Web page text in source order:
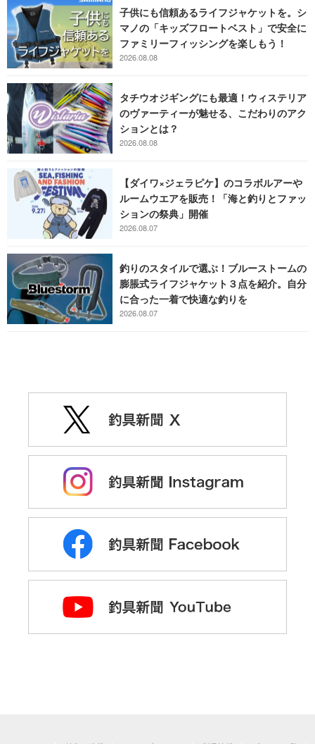
子供にも信頼あるライフジャケットを。シ
マノの「キッズフロートベスト」で安全に
ファミリーフィッシングを楽しもう！
2026.08.08
タチウオジギングにも最適！ウィステリア
のヴァーティーが魅せる、こだわりのアク
ションとは？
2026.08.08
【ダイワ×ジェラピケ】のコラボルアーや
ルームウエアを販売！「海と釣りとファッ
ションの祭典」開催
2026.08.07
釣りのスタイルで選ぶ！ブルーストームの
膨脹式ライフジャケット３点を紹介。自分
に合った一着で快適な釣りを
2026.08.07